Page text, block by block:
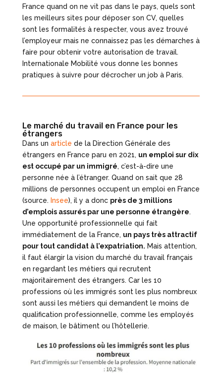
France quand on ne vit pas dans le pays, quels sont
les meilleurs sites pour déposer son CV, quelles
sont les formalités à respecter, vous avez trouvé
l’employeur mais ne connaissez pas les démarches à
faire pour obtenir votre autorisation de travail.
Internationale Mobilité vous donne les bonnes
pratiques à suivre pour décrocher un job à Paris.
Le marché du travail en France pour les
étrangers
Dans un article de la Direction Générale des
étrangers en France paru en 2021, un emploi sur dix
est occupé par un immigré, c’est-à-dire une
personne née à l’étranger. Quand on sait que 28
millions de personnes occupent un emploi en France
(source. Insee), il y a donc près de 3 millions
d’emplois assurés par une personne étrangère.
Une opportunité professionnelle qui fait
immédiatement de la France, un pays très attractif
pour tout candidat à l’expatriation. Mais attention,
il faut élargir la vision du marché du travail français
en regardant les métiers qui recrutent
majoritairement des étrangers. Car les 10
professions où les immigrés sont les plus nombreux
sont aussi les métiers qui demandent le moins de
qualification professionnelle, comme les employés
de maison, le bâtiment ou l’hôtellerie.